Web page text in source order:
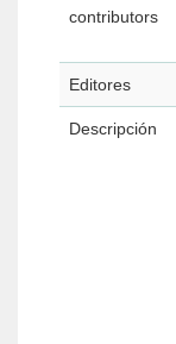
contributors
Editores
Descripción